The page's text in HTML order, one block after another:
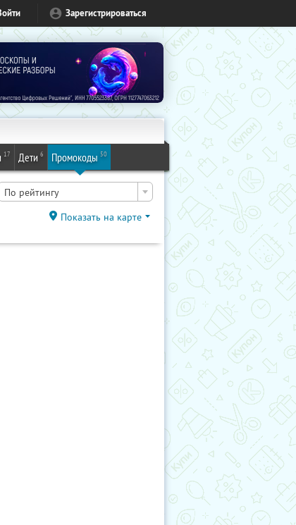
Зарегистрироваться
17 Дети 6 Промокоды 50
По рейтингу
Показать на карте